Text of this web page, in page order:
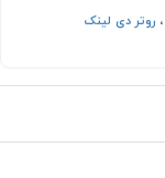
روتر دی لینک